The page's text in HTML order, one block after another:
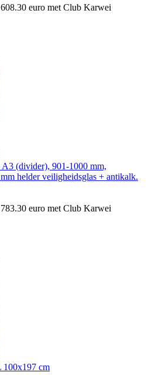
euro met Club Karwei
(divider), 901-1000 mm,
helder veiligheidsglas + antikalk.
euro met Club Karwei
100x197 cm